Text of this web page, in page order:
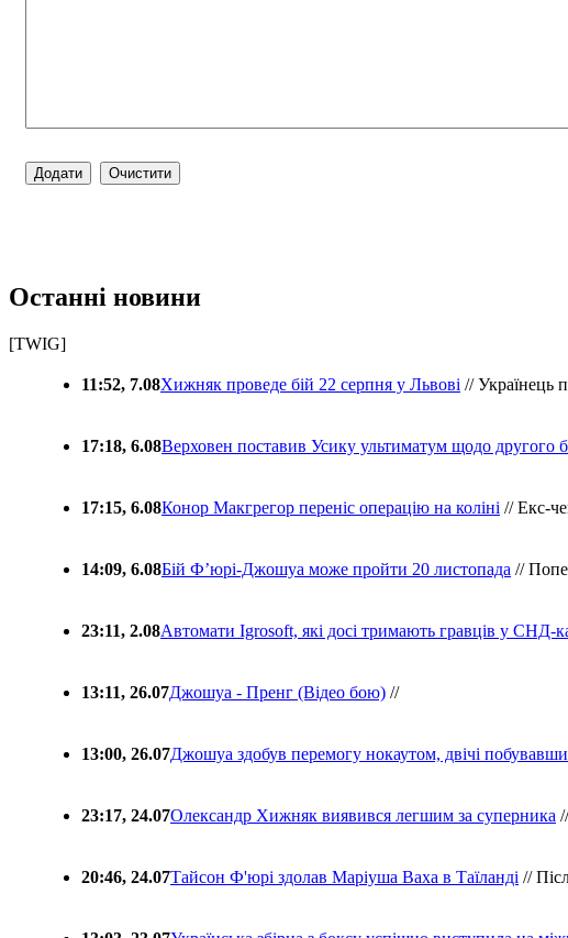
Останні новини
[TWIG]
11:52, 7.08Хижняк проведе бій 22 серпня у Львові // Українець
17:18, 6.08Верховен поставив Усику ультиматум щодо другого
17:15, 6.08Конор Макгрегор переніс операцію на коліні // Екс-
14:09, 6.08Бій Ф’юрі-Джошуа може пройти 20 листопада //
23:11, 2.08Автомати Igrosoft, які досі тримають гравців у СНД-
13:11, 26.07Джошуа - Пренг (Відео бою) //
13:00, 26.07Джошуа здобув перемогу нокаутом, двічі
23:17, 24.07Олександр Хижняк виявився легшим за суперника //
20:46, 24.07Тайсон Ф'юрі здолав Маріуша Ваха в Таїланді //